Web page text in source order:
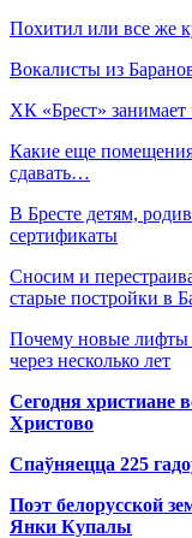
Похитил или все же
Вокалисты из
ХК «Брест» занимает
Какие еще помещения
сдавать…
В Бресте детям,
сертификаты
Сносим и
старые постройки в
Почему новые лифты
через несколько лет
Сегодня христиане
Христово
Спаўняецца 225
Поэт белорусской
Янки Купалы